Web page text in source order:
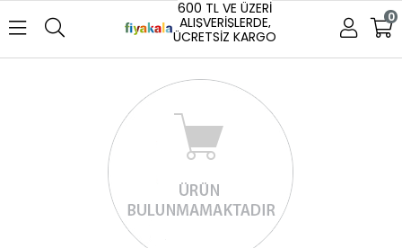
600 TL VE ÜZERİ
ALIŞVERİŞLERDE,
ÜCRETSİZ KARGO
0